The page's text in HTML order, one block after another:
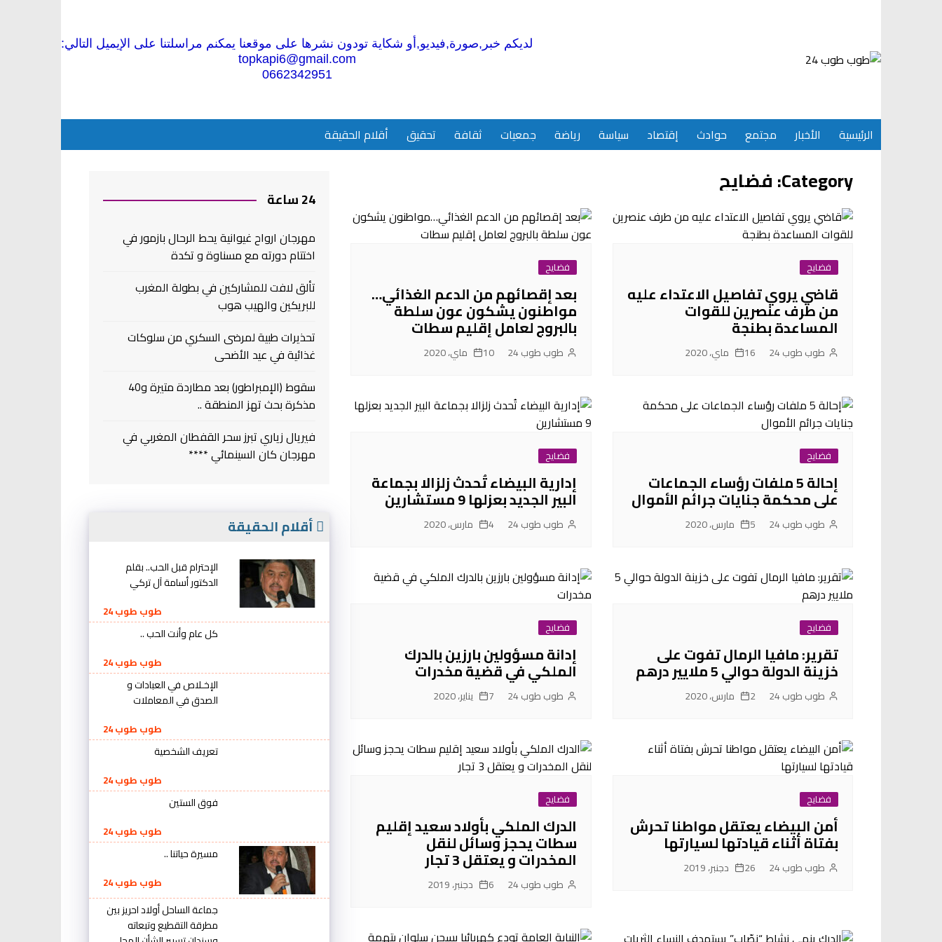
لديكم خبر,صورة,فيديو,أو شكاية تودون نشرها على موقعنا يمكنم مراسلتنا على الإيميل التالي:
topkapi6@gmail.com
0662342951
الرئيسية الأخبار مجتمع حوادث إقتصاد سياسة رياضة جمعيات ثقافة تحقيق أقلام الحقيقة
Category: فضايح
فضايح
قاضي يروي تفاصيل الاعتداء عليه
من طرف عنصرين للقوات
المساعدة بطنجة
طوب طوب 24 16 ماي، 2020
فضايح
بعد إقصائهم من الدعم الغذائي…
مواطنون يشكون عون سلطة
بالبروج لعامل إقليم سطات
طوب طوب 24 10 ماي، 2020
فضايح
إحالة 5 ملفات رؤساء الجماعات
على محكمة جنايات جرائم الأموال
طوب طوب 24 5 مارس، 2020
فضايح
إدارية البيضاء تُحدث زلزالا بجماعة
البير الجديد بعزلها 9 مستشارين
طوب طوب 24 4 مارس، 2020
فضايح
تقرير: مافيا الرمال تفوت على
خزينة الدولة حوالي 5 ملايير درهم
طوب طوب 24 2 مارس، 2020
فضايح
إدانة مسؤولين بارزين بالدرك
الملكي في قضية مخدرات
طوب طوب 24 7 يناير، 2020
فضايح
أمن البيضاء يعتقل مواطنا تحرش
بفتاة أثناء قيادتها لسيارتها
طوب طوب 24 26 دجنبر، 2019
فضايح
الدرك الملكي بأولاد سعيد إقليم
سطات يحجز وسائل لنقل
المخدرات و يعتقل 3 تجار
طوب طوب 24 6 دجنبر، 2019
24 ساعة
مهرجان ارواح غيوانية يحط الرحال بازمور في
اختتام دورته مع مسناوة و تكدة
تألق لافت للمشاركين في بطولة المغرب
للبريكين والهيب هوب
تحذيرات طبية لمرضى السكري من سلوكات
غذائية في عيد الأضحى
سقوط (الإمبراطور) بعد مطاردة متيرة و40
مذكرة بحث تهز المنطقة ..
فيريال زياري تبرز سحر القفطان المغربي في
مهرجان كان السينمائي ****
أقلام الحقيقة
الإحترام قبل الحب.. بقلم
الدكتور أسامة آل تركي
طوب طوب 24
كل عام وأنت الحب ..
طوب طوب 24
الإخـلاص في العبادات و
الصدق في المعاملات
طوب طوب 24
تعريف الشخصية
طوب طوب 24
فوق الستين
طوب طوب 24
مسيرة حياتنا ..
طوب طوب 24
جماعة الساحل أولاد احريز بين
مطرقة التقطيع وتبعاته